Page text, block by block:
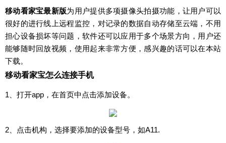
移动看家宝最新版为用户提供多项摄像头拍摄功能，让用户可以
很好的进行线上远程监控，对记录的数据自动存储至云端，不用
担心设备损坏等问题，软件还可以应用于多个场景方向，用户还
能够随时回放视频，使用起来非常方便，感兴趣的话可以在本站
下载。
移动看家宝怎么连接手机
1、打开app，在首页中点击添加设备。
2、点击机构，选择要添加的设备型号，如A11.